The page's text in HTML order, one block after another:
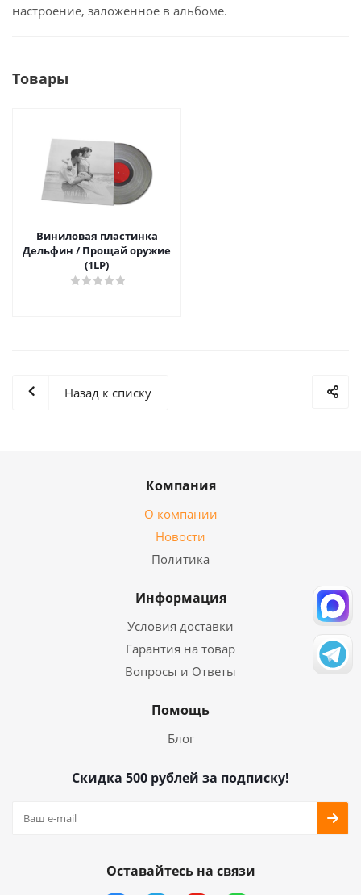
настроение, заложенное в альбоме.
Товары
Виниловая пластинка
Дельфин / Прощай оружие
(1LP)
Назад к списку
Компания
О компании
Новости
Политика
Информация
Условия доставки
Гарантия на товар
Вопросы и Ответы
Помощь
Блог
Скидка 500 рублей за подписку!
Оставайтесь на связи